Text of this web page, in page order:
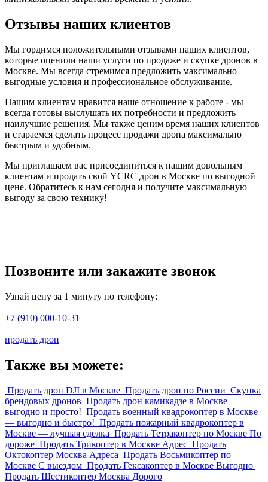
Отзывы наших клиентов
Мы гордимся положительными отзывами наших клиентов,
которые оценили наши услуги по продаже и скупке дронов в
Москве. Мы всегда стремимся предложить максимально
выгодные условия и профессиональное обслуживание.
Нашим клиентам нравится наше отношение к работе - мы
всегда готовы выслушать их потребности и предложить
наилучшие решения. Мы также ценим время наших клиентов
и стараемся сделать процесс продажи дрона максимально
быстрым и удобным.
Мы приглашаем вас присоединиться к нашим довольным
клиентам и продать свой YCRC дрон в Москве по выгодной
цене. Обратитесь к нам сегодня и получите максимальную
выгоду за свою технику!
Позвоните или закажите звонок
Узнай цену за 1 минуту по телефону:
+7 (910) 000-10-31
продать дрон
Также вы можете:
Продать дрон DJI в Москве Продать дрон по России Скупка
брендовых дронов Продать дрон камикадзе в Москве —
выгодно и просто! Продать военный квадрокоптер в Москве
— выгодно и быстро! Продать пожарный квадрокоптер в
Москве — лучшая сделка Продать Тетракоптер по Москве По
дороже Продать Трикоптер в Москве Адрес Продать
Октокоптер Москва Адреса Продать Восьмикоптер по
Москве С выездом Продать Гексакоптер в Москве Выгодно
Продать Шестикоптер Москва Дорого